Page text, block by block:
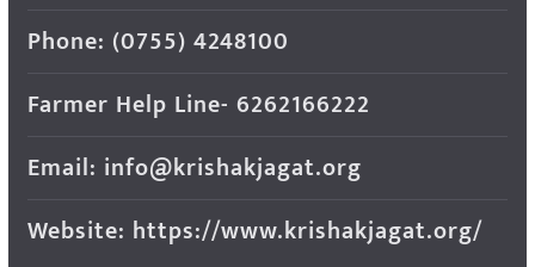
Phone: (0755) 4248100
Farmer Help Line- 6262166222
Email: info@krishakjagat.org
Website: https://www.krishakjagat.org/